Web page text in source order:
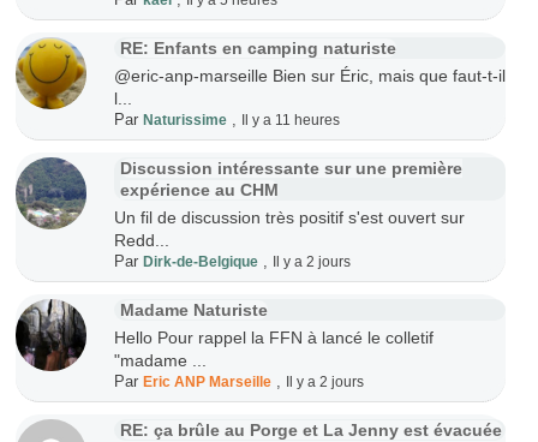
RE: Enfants en camping naturiste
@eric-anp-marseille Bien sur Éric, mais que faut-t-il
l...
Par Naturissime, Il y a 11 heures
Discussion intéressante sur une première
expérience au CHM
Un fil de discussion très positif s'est ouvert sur
Redd...
Par Dirk-de-Belgique, Il y a 2 jours
Madame Naturiste
Hello Pour rappel la FFN à lancé le colletif
"madame ...
Par Eric ANP Marseille, Il y a 2 jours
RE: ça brûle au Porge et La Jenny est évacuée